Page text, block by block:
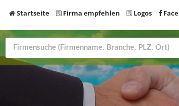
Startseite Firma empfehlen Logos